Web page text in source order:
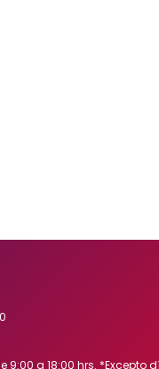
9:00 a 18:00 hrs. *Excepto